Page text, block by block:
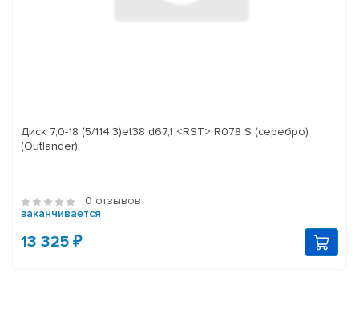
Диск 7,0-18 (5/114,3)et38 d67,1 <RST> R078 S (серебро)
(Outlander)
0 отзывов
заканчивается
13 325 ₽